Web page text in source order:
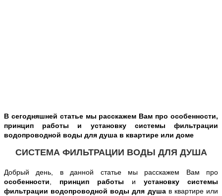
В сегодняшней статье мы расскажем Вам про особенности,
принцип работы и установку системы фильтрации
водопроводной воды для душа в квартире или доме
СИСТЕМА ФИЛЬТРАЦИИ ВОДЫ ДЛЯ ДУША
Добрый день, в данной статье мы расскажем Вам про
особенности
принцип работы и установку системы
фильтрации водопроводной воды для душав квартире или